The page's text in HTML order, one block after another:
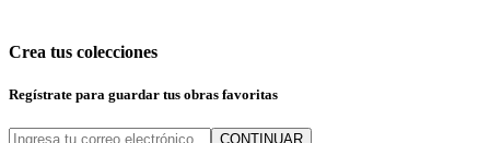
Crea tus colecciones
Regístrate para guardar tus obras favoritas
CONTINUAR